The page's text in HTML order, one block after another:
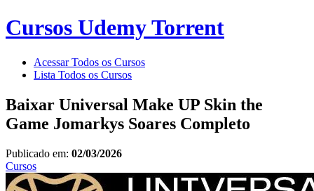
Cursos Udemy Torrent
Acessar Todos os Cursos
Lista Todos os Cursos
Baixar Universal Make UP Skin the
Game Jomarkys Soares Completo
Publicado em: 02/03/2026
Cursos